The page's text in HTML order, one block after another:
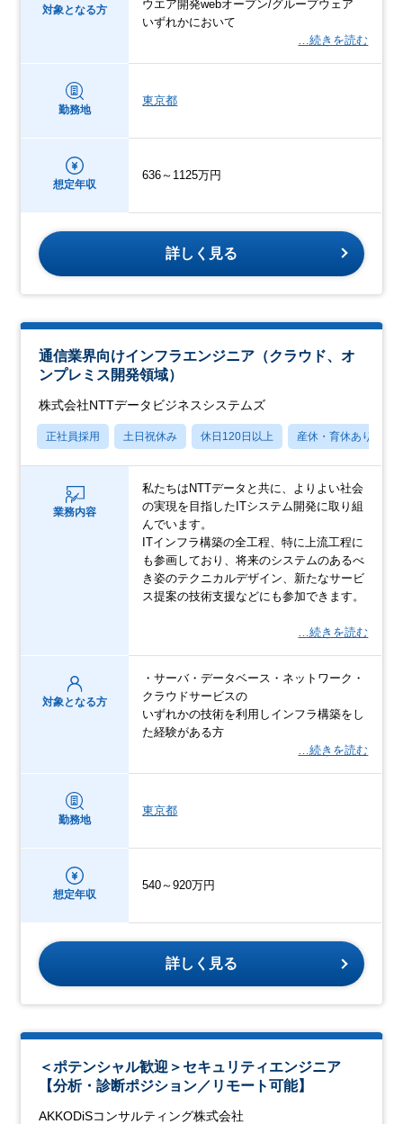
対象となる方
ウエア開発webオープン/グループウェア
いずれかにおいて
…続きを読む
勤務地
東京都
想定年収
636～1125万円
詳しく見る
通信業界向けインフラエンジニア（クラウド、オ
ンプレミス開発領域）
株式会社NTTデータビジネスシステムズ
正社員採用 土日祝休み 休日120日以上 産休・育休あり
業務内容
私たちはNTTデータと共に、よりよい社会
の実現を目指したITシステム開発に取り組
んでいます。
ITインフラ構築の全工程、特に上流工程に
も参画しており、将来のシステムのあるべ
き姿のテクニカルデザイン、新たなサービ
ス提案の技術支援などにも参加できます。
…続きを読む
対象となる方
・サーバ・データベース・ネットワーク・
クラウドサービスの
いずれかの技術を利用しインフラ構築をし
た経験がある方
…続きを読む
勤務地
東京都
想定年収
540～920万円
詳しく見る
＜ポテンシャル歓迎＞セキュリティエンジニア
【分析・診断ポジション／リモート可能】
AKKODiSコンサルティング株式会社